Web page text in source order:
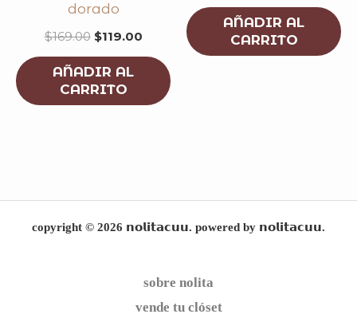
dorado
$169.00 $119.00
AÑADIR AL
CARRITO
AÑADIR AL
CARRITO
copyright © 2026 𝗻𝗼𝗹𝗶𝘁𝗮𝗰𝘂𝘂. powered by 𝗻𝗼𝗹𝗶𝘁𝗮𝗰𝘂𝘂.
sobre nolita
vende tu clóset